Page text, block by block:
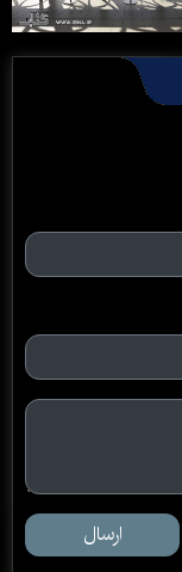
ارسال